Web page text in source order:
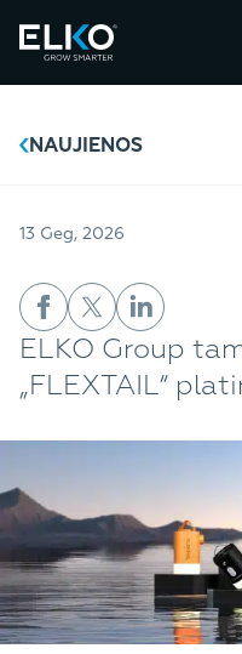
NAUJIENOS
13 Geg, 2026
ELKO Group
„FLEXTAIL“